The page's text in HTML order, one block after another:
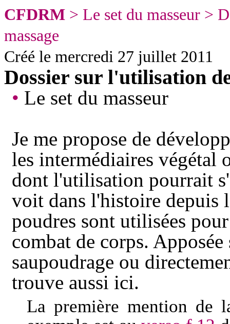
CFDRM > Le set du masseur >
massage
Créé le mercredi 27 juillet 2011
Dossier sur l'utilisation
• Le set du masseur
Je me propose de
les intermédiaires végétal
dont l'utilisation pourrait
voit dans l'histoire depuis
poudres sont utilisées
combat de corps. A
saupoudrage ou
trouve aussi ici.
La première mention de